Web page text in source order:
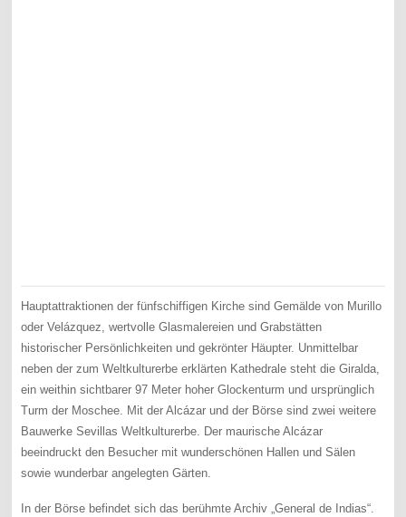
Hauptattraktionen der fünfschiffigen Kirche sind Gemälde von Murillo
oder Velázquez, wertvolle Glasmalereien und Grabstätten
historischer Persönlichkeiten und gekrönter Häupter. Unmittelbar
neben der zum Weltkulturerbe erklärten Kathedrale steht die Giralda,
ein weithin sichtbarer 97 Meter hoher Glockenturm und ursprünglich
Turm der Moschee. Mit der Alcázar und der Börse sind zwei weitere
Bauwerke Sevillas Weltkulturerbe. Der maurische Alcázar
beeindruckt den Besucher mit wunderschönen Hallen und Sälen
sowie wunderbar angelegten Gärten.
In der Börse befindet sich das berühmte Archiv „General de Indias“.